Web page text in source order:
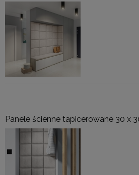
Panele ścienne tapicerowane 30 x